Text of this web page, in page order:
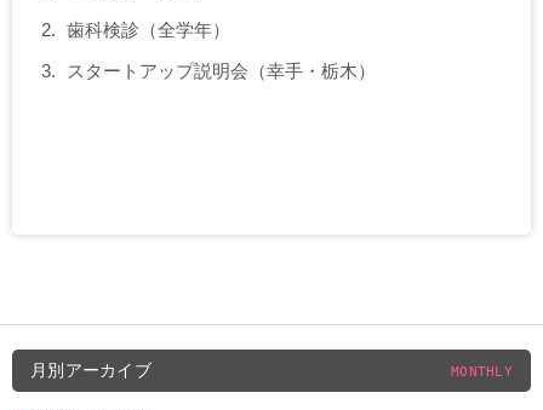
歯科検診（全学年）
スタートアップ説明会（幸手・栃木）
月別アーカイブ MONTHLY